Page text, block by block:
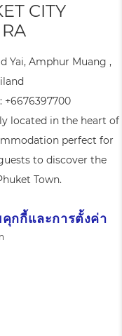
CITY
Yai, Amphur Muang ,
+6676397700
located in the heart of
perfect for
to discover the
Town.
กกี้และการตั้งค่า